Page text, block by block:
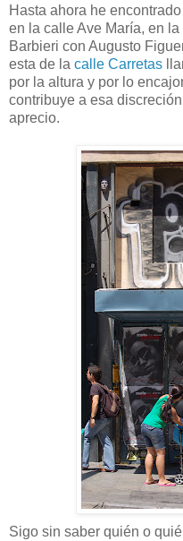
Hasta ahora he
en la calle Ave María, en
Barbieri con Augusto
esta de la calle Carretas
por la altura y por lo
contribuye a esa
aprecio.
Sigo sin saber quién o